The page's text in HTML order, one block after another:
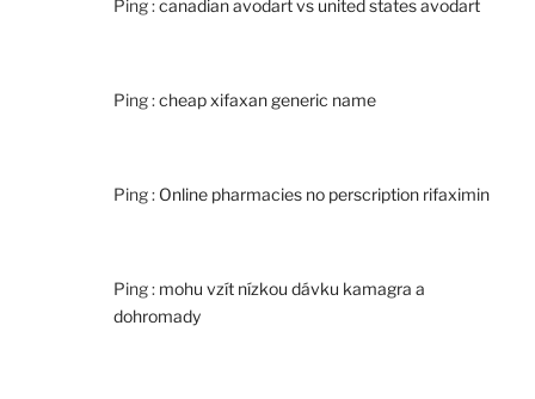
Ping :canadian avodart vs united states avodart
Ping :cheap xifaxan generic name
Ping : Online pharmacies no perscription rifaximin
Ping : mohu vzít nízkou dávku kamagra a
dohromady